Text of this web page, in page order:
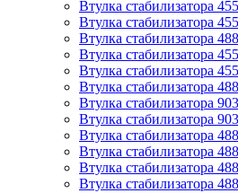
Втулка стабилизатора
Втулка стабилизатора
Втулка стабилизатора
Втулка стабилизатора
Втулка стабилизатора
Втулка стабилизатора
Втулка стабилизатора
Втулка стабилизатора
Втулка стабилизатора
Втулка стабилизатора
Втулка стабилизатора
Втулка стабилизатора